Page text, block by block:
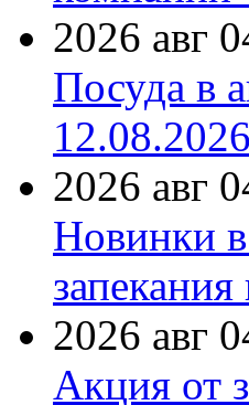
2026 авг
Посуда в
12.08.2026
2026 авг
Новинки
2026 авг
Акция от